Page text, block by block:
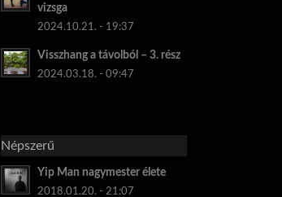
vizsga
2024.10.21. - 19:37
Visszhang a távolból – 3. rész
2024.03.18. - 09:47
Népszerű
Yip Man nagymester élete
2018.01.20. - 21:07